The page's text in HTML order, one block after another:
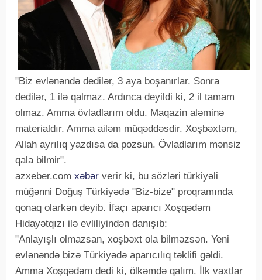
"Biz evlənəndə dedilər, 3 aya boşanırlar. Sonra
dedilər, 1 ilə qalmaz. Ardınca deyildi ki, 2 il tamam
olmaz. Amma övladlarım oldu. Maqazin aləminə
materialdır. Amma ailəm müqəddəsdir. Xoşbəxtəm,
Allah ayrılıq yazdısa da pozsun. Övladlarım mənsiz
qala bilmir".
azxeber.com xəbər verir ki, bu sözləri türkiyəli
müğənni Doğuş Türkiyədə "Biz-bize" proqramında
qonaq olarkən deyib. İfaçı aparıcı Xoşqədəm
Hidayətqızı ilə evliliyindən danışıb:
"Anlayışlı olmazsan, xoşbəxt ola bilməzsən. Yeni
evlənəndə bizə Türkiyədə aparıcılıq təklifi gəldi.
Amma Xoşqədəm dedi ki, ölkəmdə qalım. İlk vaxtlar